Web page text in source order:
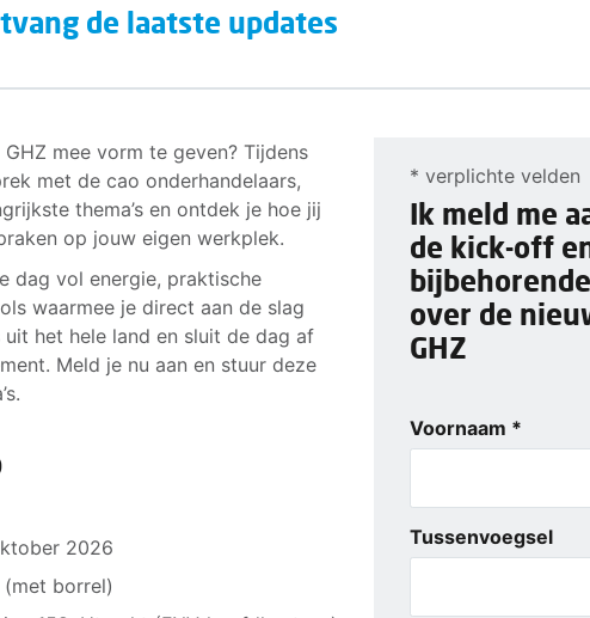
de laatste updates
mee vorm te geven? Tijdens
met de cao onderhandelaars,
thema’s en ontdek je hoe jij
op jouw eigen werkplek.
dag vol energie, praktische
waarmee je direct aan de slag
uit het hele land en sluit de dag af
Meld je nu aan en stuur deze
2026
(met borrel)
* verplichte velden
Ik meld me
de kick-off
over de
GHZ
Voornaam *
Tussenvoegsel